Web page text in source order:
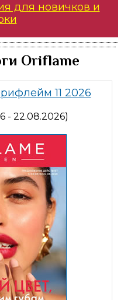
для новичков и
Oriflame
11 2026
- 22.08.2026)